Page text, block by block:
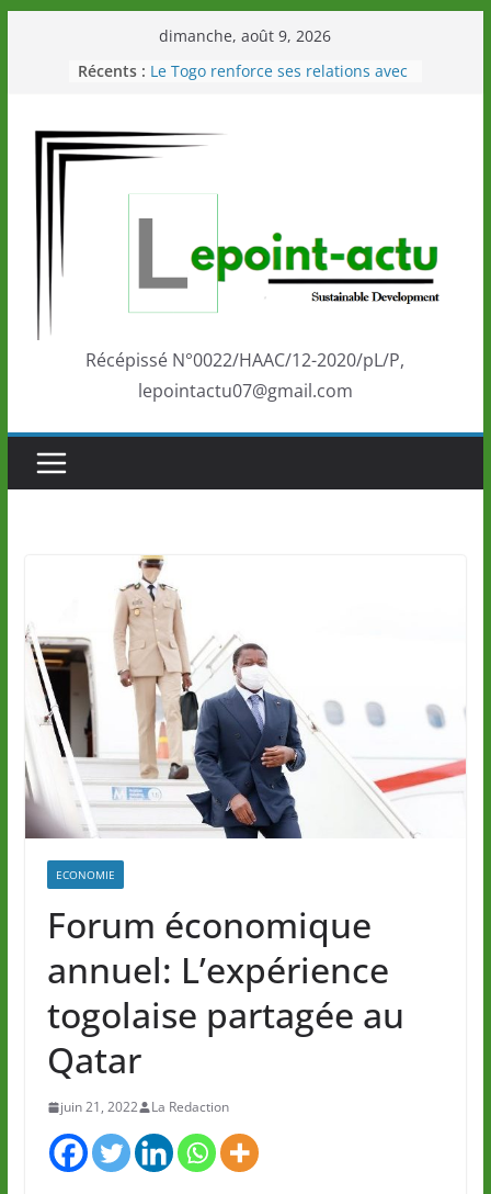
dimanche, août 9, 2026
Récents : Le Togo renforce ses relations avec
Éléphants en Côte d’Ivoire
LOTO DETENTE”, un nouveau tirage
marque de confiance au Togo sur
la scène internationale au-delà des
performances de ses athlètes
Togo: Que retenir de la politique
éducation et de l’ambition de
Récépissé N°0022/HAAC/12-2020/pL/P,
lepointactu07@gmail.com
ECONOMIE
Forum économique
annuel: L’expérience
togolaise partagée au
Qatar
juin 21, 2022 La Redaction